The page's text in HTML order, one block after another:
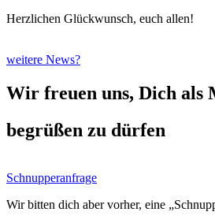
Herzlichen Glückwunsch, euch allen!
weitere News?
Wir freuen uns, Dich als
begrüßen zu dürfen
Schnupperanfrage
Wir bitten dich aber vorher, eine